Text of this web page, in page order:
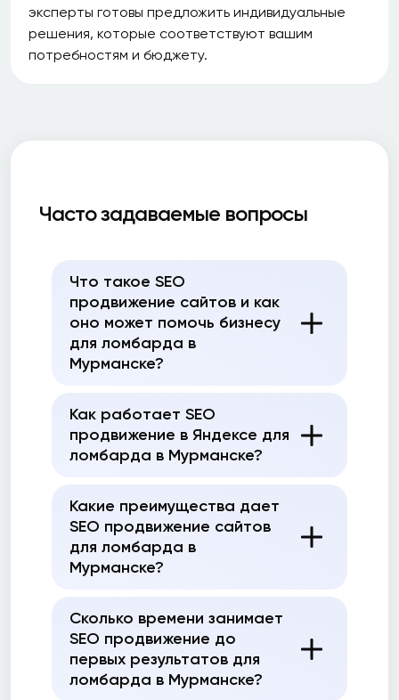
эксперты готовы предложить индивидуальные
решения, которые соответствуют вашим
потребностям и бюджету.
Часто задаваемые вопросы
Что такое SEO
продвижение сайтов и как
оно может помочь бизнесу
для ломбарда в
Мурманске?
Как работает SEO
продвижение в Яндексе для
ломбарда в Мурманске?
Какие преимущества дает
SEO продвижение сайтов
для ломбарда в
Мурманске?
Сколько времени занимает
SEO продвижение до
первых результатов для
ломбарда в Мурманске?